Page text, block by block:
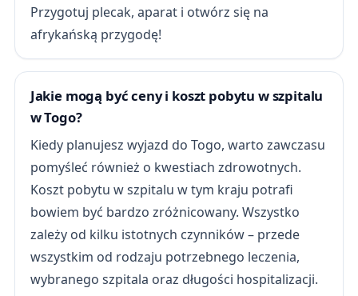
Przygotuj plecak, aparat i otwórz się na
afrykańską przygodę!
Jakie mogą być ceny i koszt pobytu w szpitalu
w Togo?
Kiedy planujesz wyjazd do Togo, warto zawczasu
pomyśleć również o kwestiach zdrowotnych.
Koszt pobytu w szpitalu w tym kraju potrafi
bowiem być bardzo zróżnicowany. Wszystko
zależy od kilku istotnych czynników – przede
wszystkim od rodzaju potrzebnego leczenia,
wybranego szpitala oraz długości hospitalizacji.